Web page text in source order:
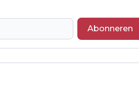
Abonneren